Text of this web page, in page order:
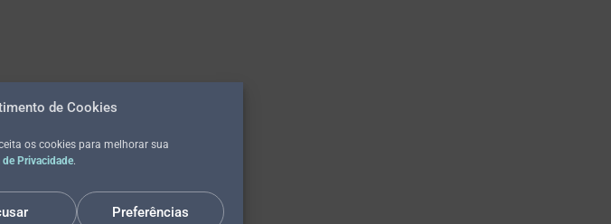
de Cookies
os cookies para melhorar sua
de Privacidade.
Preferências